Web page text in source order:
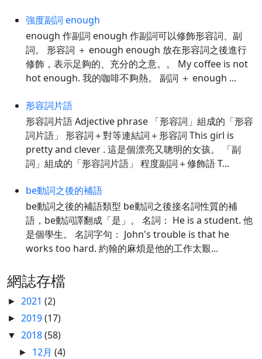
強度副詞 enough
enough 作副詞 enough 作副詞可以修飾形容詞、副
詞。 形容詞 ＋ enough enough 放在形容詞之後進行
修飾，表示足夠的、充分的之意。。 My coffee is not
hot enough. 我的咖啡不夠熱。 副詞 ＋ enough ...
形容詞片語
形容詞片語 Adjective phrase 「形容詞」組成的「形容
詞片語」 形容詞＋對等連結詞＋形容詞 This girl is
pretty and clever . 這是個漂亮又聰明的女孩。 「副
詞」組成的「形容詞片語」 程度副詞＋修飾語 T...
be動詞之後的補語
be動詞之後的補語類型 be動詞之後接名詞性質的補
語，be動詞譯翻成「是」。 名詞： He is a student. 他
是個學生。 名詞字句： John's trouble is that he
works too hard. 約翰的麻煩是他的工作太艱...
網誌存檔
► 2021 (2)
► 2019(17)
▼ 2018(58)
► 12月(4)